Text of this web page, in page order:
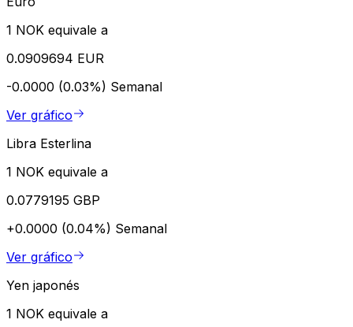
1 NOK equivale a
0.0909694 EUR
-0.0000 (0.03%) Semanal
Ver gráfico
Libra Esterlina
1 NOK equivale a
0.0779195 GBP
+0.0000 (0.04%) Semanal
Ver gráfico
Yen japonés
1 NOK equivale a